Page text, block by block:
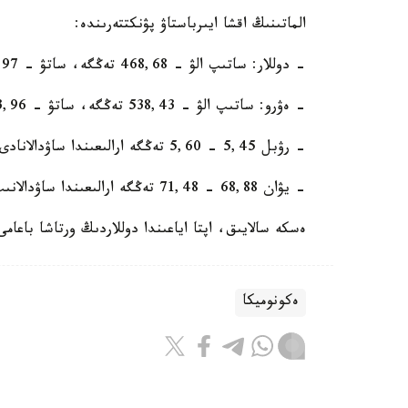
الماتىنىڭ اقشا ايىرباستاۋ پۋنكتتەرىندە:
- دوللار: ساتىپ الۋ - 468,68 تەڭگە، ساتۋ - 470,97 تەڭگە؛
- ەۋرو: ساتىپ الۋ - 538,43 تەڭگە، ساتۋ - 543,96 تەڭگە؛
- رۋبل 5,45 - 5,60 تەڭگە ارالىعىندا ساۋدالانادى.
- يۋان 68,88 - 71,48 تەڭگە ارالىعىندا ساۋدالانىپ جاتىر.
ەسكە سالايىق، اپتا اياعىندا دوللاردىڭ ورتاشا باعامى 2,22 تەڭگەگە ءوسىپ، 469,93 تەڭگە
ەكونوميكا